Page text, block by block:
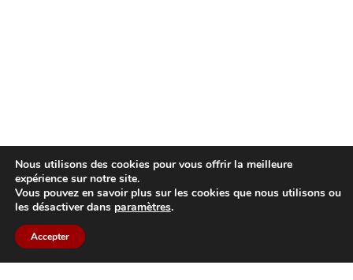
Nous utilisons des cookies pour vous offrir la meilleure
expérience sur notre site.
Vous pouvez en savoir plus sur les cookies que nous utilisons ou
les désactiver dans paramètres.
Accepter